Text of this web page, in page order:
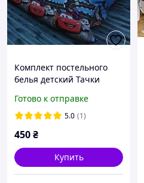
Комплект постельного
белья детский Тачки
Готово к отправке
5.0 (1)
450₴
Купить